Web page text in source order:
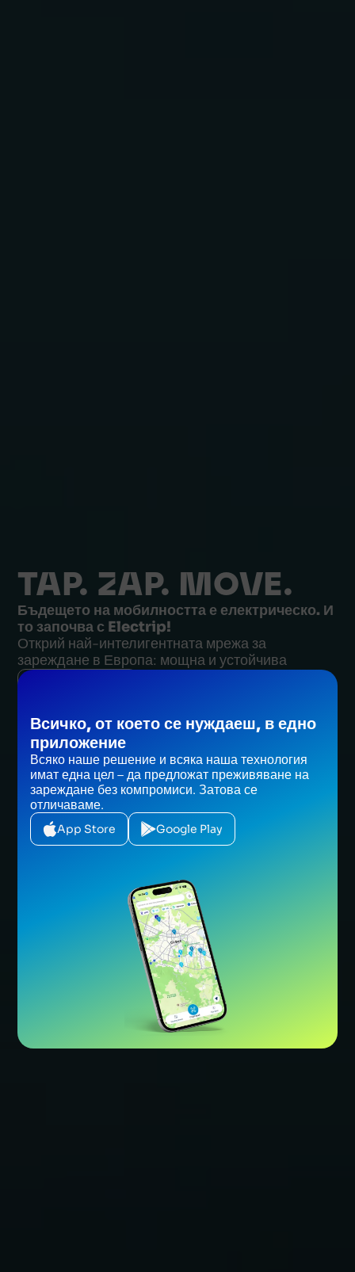
TAP. ZAP. MOVE.
Бъдещето на мобилността е електрическо. И
то започва с Electrip!
Открий най-интелигентната мрежа за
зареждане в Европа: мощна и устойчива
Разгледай
Всичко, от което се нуждаеш, в едно
приложение
Всяко наше решение и всяка наша технология
имат една цел – да предложат преживяване на
зареждане без компромиси. Затова се
отличаваме.
App Store Google Play
CONTATTACI